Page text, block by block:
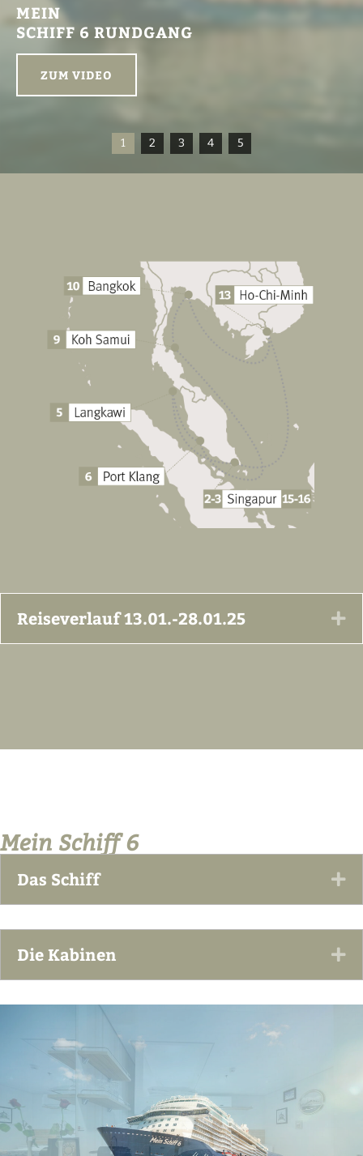
MEIN
SCHIFF 6 RUNDGANG
ZUM VIDEO
1 2 3 4 5
Reiseverlauf 13.01.-28.01.25
Mein Schiff 6
Das Schiff
Die Kabinen